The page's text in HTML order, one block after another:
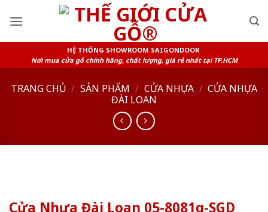
HỆ THỐNG SHOWROOM SAIGONDOOR
Nơi mua cửa gỗ chính hãng, chất lượng, giá rẻ nhất tại TP.HCM
TRANG CHỦ / SẢN PHẨM / CỬA NHỰA / CỬA NHỰA
ĐÀI LOAN
Cửa Nhựa Đài Loan 05-8081g-SGD